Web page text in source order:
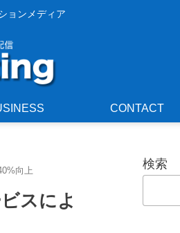
ョンメディア
CONTACT
向上
スによ
検索